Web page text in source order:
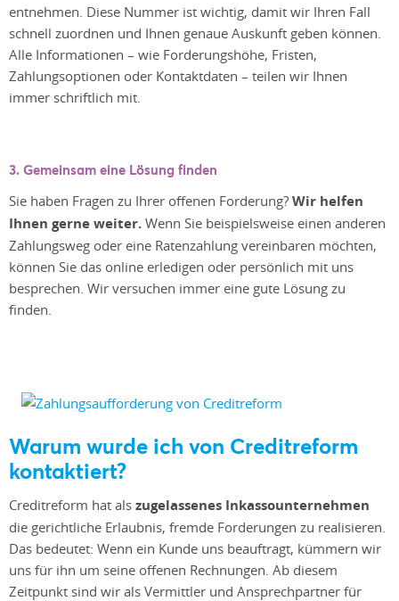
entnehmen. Diese Nummer ist wichtig, damit wir Ihren Fall
schnell zuordnen und Ihnen genaue Auskunft geben können.
Alle Informationen – wie Forderungshöhe, Fristen,
Zahlungsoptionen oder Kontaktdaten – teilen wir Ihnen
immer schriftlich mit.
3. Gemeinsam eine Lösung finden
Sie haben Fragen zu Ihrer offenen Forderung? Wir helfen
Ihnen gerne weiter. Wenn Sie beispielsweise einen anderen
Zahlungsweg oder eine Ratenzahlung vereinbaren möchten,
können Sie das online erledigen oder persönlich mit uns
besprechen. Wir versuchen immer eine gute Lösung zu
finden.
Warum wurde ich von Creditreform
kontaktiert?
Creditreform hat als zugelassenes Inkassounternehmen
die gerichtliche Erlaubnis, fremde Forderungen zu realisieren.
Das bedeutet: Wenn ein Kunde uns beauftragt, kümmern wir
uns für ihn um seine offenen Rechnungen. Ab diesem
Zeitpunkt sind wir als Vermittler und Ansprechpartner für